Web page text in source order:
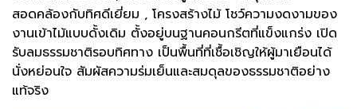
สอดคล้องกับทิศดีเยี่ยม , โครงสร้างไม้ โชว์ความงดงามของ
งานเข้าไม้แบบดั้งเดิม ตั้งอยู่บนฐานคอนกรีตที่แข็งแกร่ง เปิด
รับลมธรรมชาติรอบทิศทาง เป็นพื้นที่ที่เชื้อเชิญให้ผู้มาเยือนได้
นั่งหย่อนใจ สัมผัสความร่มเย็นและสมดุลของธรรมชาติอย่าง
แท้จริง